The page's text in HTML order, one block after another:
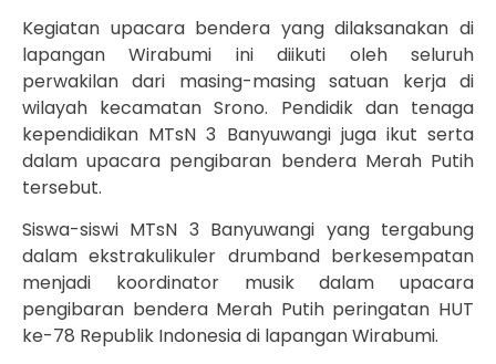
Kegiatan upacara bendera yang dilaksanakan di
lapangan Wirabumi ini diikuti oleh seluruh
perwakilan dari masing-masing satuan kerja di
wilayah kecamatan Srono. Pendidik dan tenaga
kependidikan MTsN 3 Banyuwangi juga ikut serta
dalam upacara pengibaran bendera Merah Putih
tersebut.
Siswa-siswi MTsN 3 Banyuwangi yang tergabung
dalam ekstrakulikuler drumband berkesempatan
menjadi koordinator musik dalam upacara
pengibaran bendera Merah Putih peringatan HUT
ke-78 Republik Indonesia di lapangan Wirabumi.